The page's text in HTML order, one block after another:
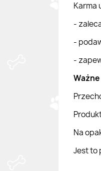
Karma
-
-
-
Na
Jest to